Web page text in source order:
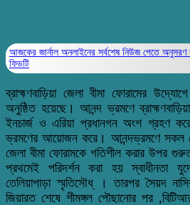
আজকের জার্নাল অনলাইনের সর্বশেষ নিউজ পেতে
ফিডটি
ব্রাহ্মণবাড়িয়া জেলা বীমা ফোরামের
অনুষ্ঠিত হয়েছে। আনন্দ ভ্রমণে
ইনচার্জ ও ‌এরিয়া প্রধানগন অংশ গ্রহণ
ভ্রমণের আয়োজন করে। আনন্দভ্রমণে সকল
জেলা বীমা ফোরামকে গতিশীল করার উপর
প্রথমেই পরিদর্শন করা হয় স্বাধীনতা
তেলিয়াপাড়া স্মৃতিসৌধ্‌ । তারপর সৈয়দ
জিয়ারত শেষে শীমঙ্গল পৌছানোর পর